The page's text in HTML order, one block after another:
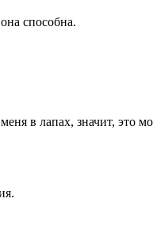
способна.
в лапах, значит, это